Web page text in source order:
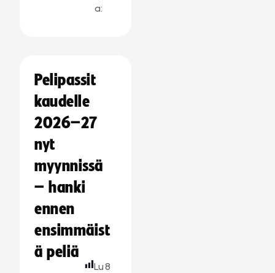
a:
Pelipassit
kaudelle
2026–27
nyt
myynnissä
– hanki
ennen
ensimmäist
ä peliä
Lu8